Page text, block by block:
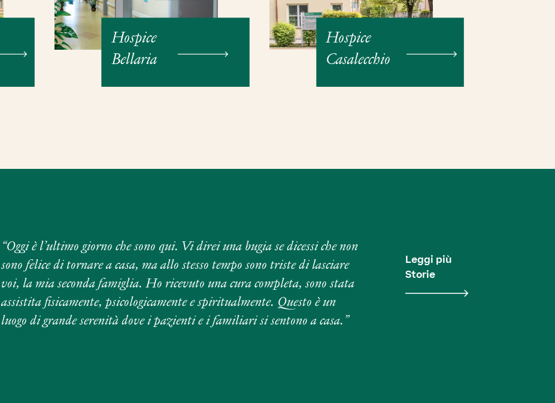
Hospice
Bellaria
Hospice
Casalecchio
“Oggi è l’ultimo giorno che sono qui. Vi direi una bugia se dicessi che non
sono felice di tornare a casa, ma allo stesso tempo sono triste di lasciare
voi, la mia seconda famiglia. Ho ricevuto una cura completa, sono stata
assistita fisicamente, psicologicamente e spiritualmente. Questo è un
luogo di grande serenità dove i pazienti e i familiari si sentono a casa.”
Leggi più
Storie